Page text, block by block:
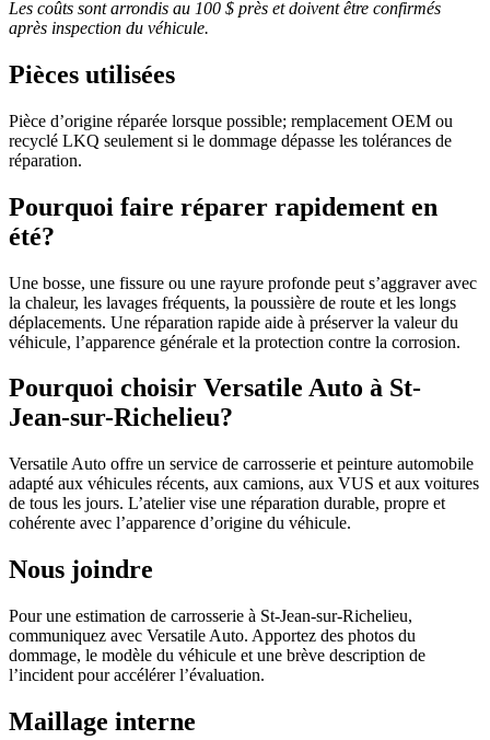
Les coûts sont arrondis au 100 $ près et doivent être confirmés
après inspection du véhicule.
Pièces utilisées
Pièce d’origine réparée lorsque possible; remplacement OEM ou
recyclé LKQ seulement si le dommage dépasse les tolérances de
réparation.
Pourquoi faire réparer rapidement en
été?
Une bosse, une fissure ou une rayure profonde peut s’aggraver avec
la chaleur, les lavages fréquents, la poussière de route et les longs
déplacements. Une réparation rapide aide à préserver la valeur du
véhicule, l’apparence générale et la protection contre la corrosion.
Pourquoi choisir Versatile Auto à St-
Jean-sur-Richelieu?
Versatile Auto offre un service de carrosserie et peinture automobile
adapté aux véhicules récents, aux camions, aux VUS et aux voitures
de tous les jours. L’atelier vise une réparation durable, propre et
cohérente avec l’apparence d’origine du véhicule.
Nous joindre
Pour une estimation de carrosserie à St-Jean-sur-Richelieu,
communiquez avec Versatile Auto. Apportez des photos du
dommage, le modèle du véhicule et une brève description de
l’incident pour accélérer l’évaluation.
Maillage interne